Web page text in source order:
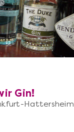
Gin!
Hattersheim